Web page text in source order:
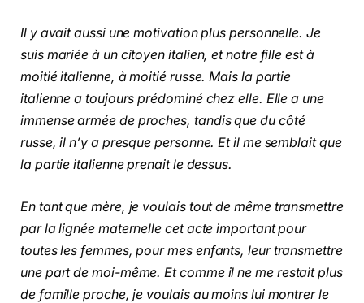
Il y avait aussi une motivation plus personnelle. Je
suis mariée à un citoyen italien, et notre fille est à
moitié italienne, à moitié russe. Mais la partie
italienne a toujours prédominé chez elle. Elle a une
immense armée de proches, tandis que du côté
russe, il n’y a presque personne. Et il me semblait que
la partie italienne prenait le dessus.
En tant que mère, je voulais tout de même transmettre
par la lignée maternelle cet acte important pour
toutes les femmes, pour mes enfants, leur transmettre
une part de moi-même. Et comme il ne me restait plus
de famille proche, je voulais au moins lui montrer le